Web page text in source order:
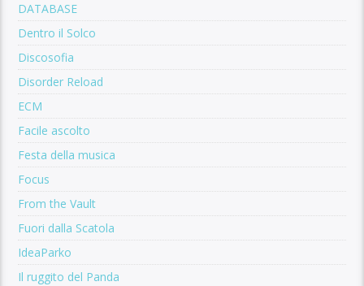
DATABASE
Dentro il Solco
Discosofia
Disorder Reload
ECM
Facile ascolto
Festa della musica
Focus
From the Vault
Fuori dalla Scatola
IdeaParko
Il ruggito del Panda